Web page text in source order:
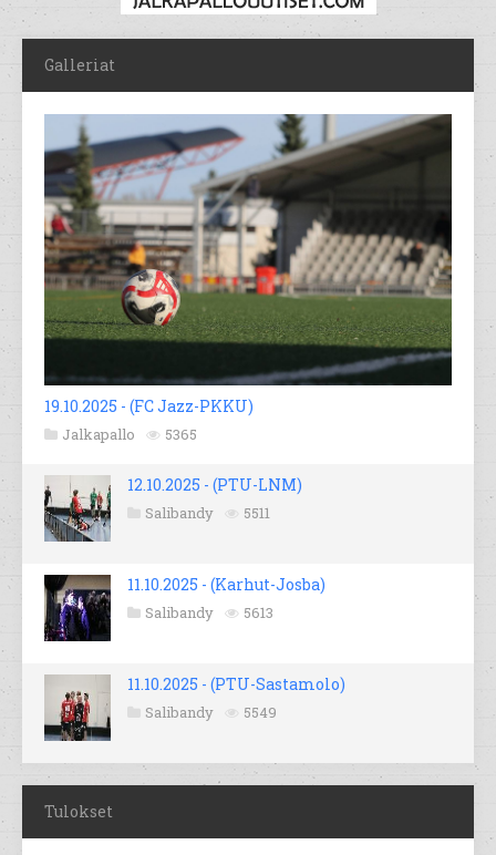
Galleriat
19.10.2025 - (FC Jazz-PKKU)
Jalkapallo 5365
12.10.2025 - (PTU-LNM)
Salibandy 5511
11.10.2025 - (Karhut-Josba)
Salibandy 5613
11.10.2025 - (PTU-Sastamolo)
Salibandy 5549
Tulokset